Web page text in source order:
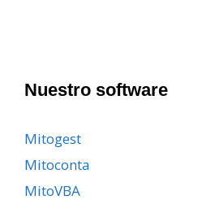
Nuestro software
Mitogest
Mitoconta
MitoVBA